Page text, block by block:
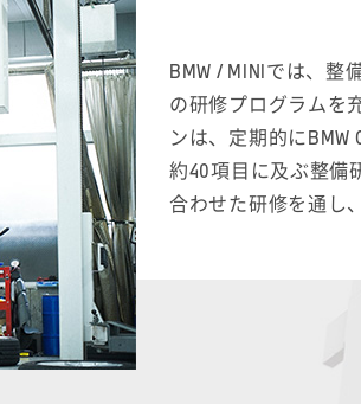
BMW / MINIでは、整
の研修プログラムを
ンは、定期的に
約40項目に及ぶ整備
合わせた研修を通し